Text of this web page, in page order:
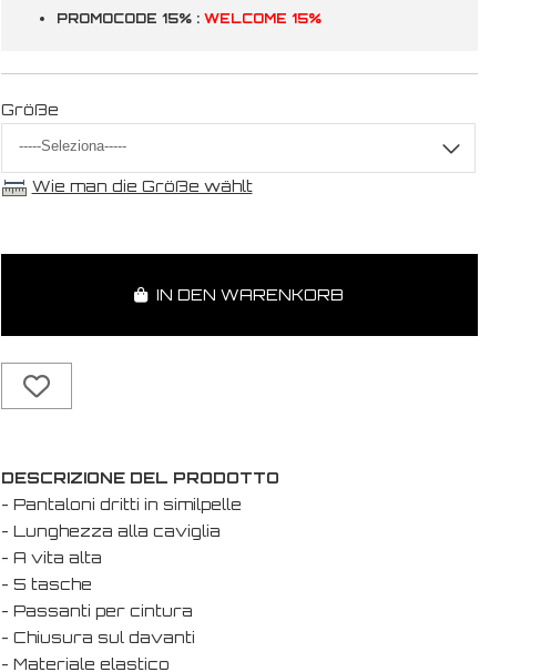
PROMOCODE 15% : WELCOME 15%
Größe
Wie man die Größe wählt
IN DEN WARENKORB
DESCRIZIONE DEL PRODOTTO
- Pantaloni dritti in similpelle
- Lunghezza alla caviglia
- A vita alta
- 5 tasche
- Passanti per cintura
- Chiusura sul davanti
- Materiale elastico